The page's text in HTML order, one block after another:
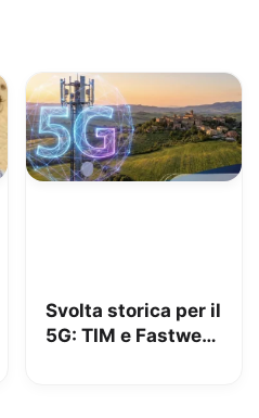
Svolta storica per il
5G: TIM e Fastweb